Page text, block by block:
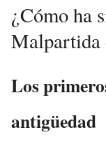
¿Cómo ha
Malpartida
Los
antigüedad